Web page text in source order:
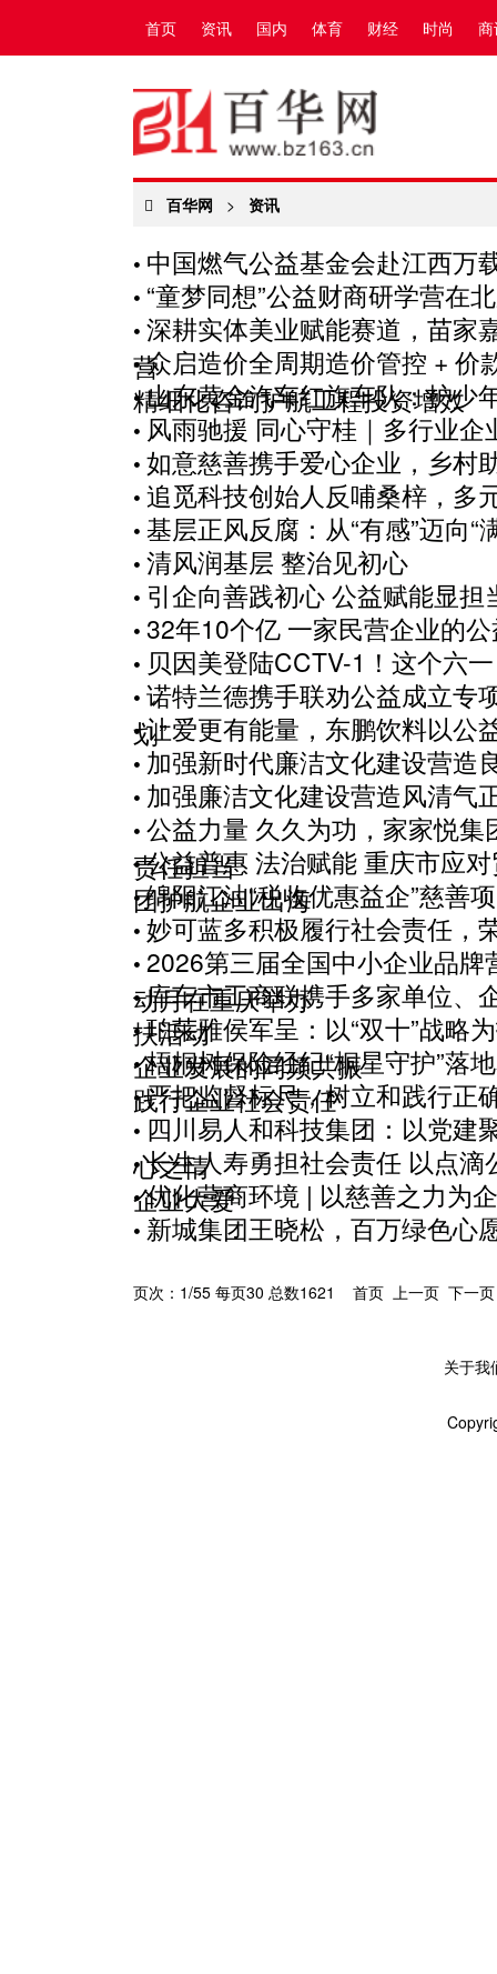
首页 资讯 国内 体育 财经 时尚
百华网 > 资讯
• 中国燃气公益基金会赴江西万
• “童梦同想”公益财商研学营在
• 深耕实体美业赋能赛道，苗家
营
•众启造价全周期造价管控 + 价
精细化咨询护航工程投资增效
•山东黄金汽车红旗车队：护少
• 风雨驰援 同心守桂｜多行业
• 如意慈善携手爱心企业，乡村
• 追觅科技创始人反哺桑梓，多
• 基层正风反腐：从“有感”迈向“
• 清风润基层 整治见初心
• 引企向善践初心 公益赋能显担
• 32年10个亿 一家民营企业的
• 贝因美登陆CCTV-1！这个六
• 诺特兰德携手联劝公益成立专
划”
•让爱更有能量，东鹏饮料以公
• 加强新时代廉洁文化建设营造
• 加强廉洁文化建设营造风清气
• 公益力量 久久为功，家家悦
责任担当
•公益普惠 法治赋能 重庆市应
团护航企业出海
•绵阳江油“税收优惠益企”慈善
• 妙可蓝多积极履行社会责任，
• 2026第三届全国中小企业品
动月在重庆举办
•库车市工商联携手多家单位、
扶活动
•珀莱雅侯军呈：以“双十”战略
企业发展的同频共振
•梧桐树保险经纪“桐星守护”落
践行企业社会责任
•严把监督标尺，树立和践行正
• 四川易人和科技集团：以党建
心之情
•长生人寿勇担社会责任 以点
企业大爱
•优化营商环境 | 以慈善之力为
• 新城集团王晓松，百万绿色心
页次：1/55 每页30 总数1621 首页 上一页 下一页
关于我